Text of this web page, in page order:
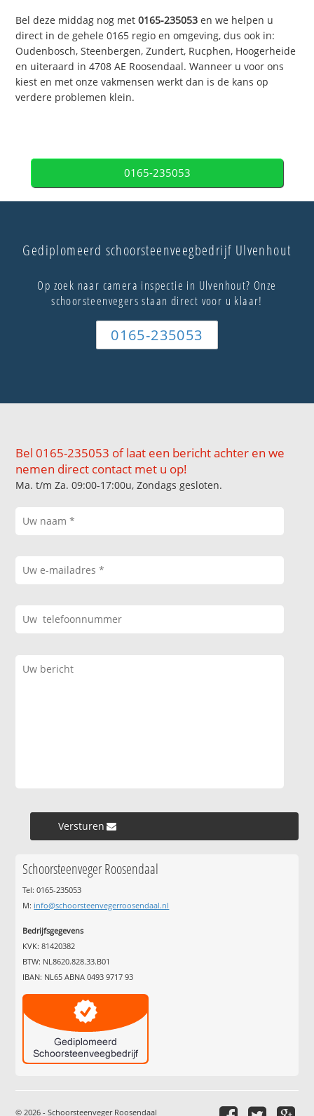
Bel deze middag nog met0165-235053 en we helpen u
direct in de gehele 0165 regio en omgeving, dus ook in:
Oudenbosch, Steenbergen, Zundert, Rucphen, Hoogerheide
en uiteraard in 4708 AE Roosendaal. Wanneer u voor ons
kiest en met onze vakmensen werkt dan is de kans op
verdere problemen klein.
0165-235053
Gediplomeerd schoorsteenveegbedrijf Ulvenhout
Op zoek naar camera inspectie in Ulvenhout? Onze
schoorsteenvegers staan direct voor u klaar!
0165-235053
Bel 0165-235053 of laat een bericht achter en we
nemen direct contact met u op!
Ma. t/m Za. 09:00-17:00u, Zondags gesloten.
Versturen »
Schoorsteenveger Roosendaal
Tel: 0165-235053
M: info@schoorsteenvegerroosendaal.nl
Bedrijfsgegevens
KVK: 81420382
BTW: NL8620.828.33.B01
IBAN: NL65 ABNA 0493 9717 93
© 2026 - Schoorsteenveger Roosendaal